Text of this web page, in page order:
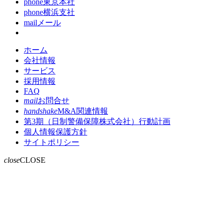
phone東京本社
phone横浜支社
mail メール
ホーム
会社情報
サービス
採用情報
FAQ
mailお問合せ
handshakeM&A関連情報
第3期（日制警備保障株式会社）行動計画
個人情報保護方針
サイトポリシー
closeCLOSE